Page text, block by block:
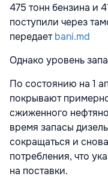
475 тонн бензина и
поступили через
передаетbani.md
Однако уровень
По состоянию на 1
покрывают
сжиженного
время запасы
сокращаться и
потребления, что
на поставки.